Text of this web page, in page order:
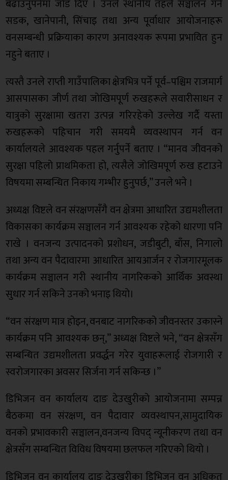
बढाउनुपर्नेमा जोड दिए । उनले स्थानीय तहले सञ्चालन गर्ने
सडक, खानेपानी, सिंचाइ तथा अन्य पूर्वाधार आयोजनाहरू
वनसम्बन्धी प्रक्रियाका कारण अनावश्यक रूपमा प्रभावित हुन
नहुने बताए ।
त्यस्तै उनले राप्ती गाउँपालिका क्षेत्रभित्र पर्ने पूर्व–पश्चिम राजमार्ग
आसपासका जीर्ण तथा जोखिमपूर्ण रुखहरूले सवारीसाधन र
यात्रुको सुरक्षामा खतरा उत्पन्न गरिरहेको उल्लेख गर्दै यस्ता
रुखहरूको पहिचान गरी समयमै व्यवस्थापन गर्न वन
कार्यालयले आवश्यक पहल गर्नुपर्ने बताए । “मानव जीवनको
सुरक्षा पहिलो प्राथमिकता हो, त्यसैले जोखिमपूर्ण रुख हटाउने
विषयमा सम्बन्धित निकाय गम्भीर हुनुपर्छ,” उनले भने ।
अध्यक्ष विष्टले वन संरक्षणसँगै वन क्षेत्रमा आधारित उद्यमशीलता
विकासका कार्यक्रम सञ्चालन गर्न आवश्यक रहेको धारणा पनि
राखे । वनजन्य उत्पादनको प्रशोधन, जडीबुटी, बाँस, निगालो
तथा अन्य वन पैदावारमा आधारित आयआर्जन र रोजगारमूलक
कार्यक्रम सञ्चालन गरी स्थानीय नागरिकको आर्थिक अवस्था
सुधार गर्न सकिने उनको भनाइ थियो।
“वन संरक्षण मात्र होइन, वनबाट नागरिकको जीवनस्तर उकास्ने
कार्यक्रम पनि आवश्यक छन्,” अध्यक्ष विष्टले भने, “वन क्षेत्रसँग
सम्बन्धित उद्यमशीलता प्रवर्द्धन गरेर युवाहरूलाई रोजगारी र
स्वरोजगारका अवसर सिर्जना गर्न सकिन्छ ।”
डिभिजन वन कार्यालय दाङ देउखुरीको आयोजनामा सम्पन्न
बैठकमा वन संरक्षण, वन पैदावार व्यवस्थापन,सामुदायिक
वनको प्रभावकारी सञ्चालन,वनजन्य विपद् न्यूनीकरण तथा वन
क्षेत्रसँग सम्बन्धित विविध विषयमा छलफल गरिएको थियो ।